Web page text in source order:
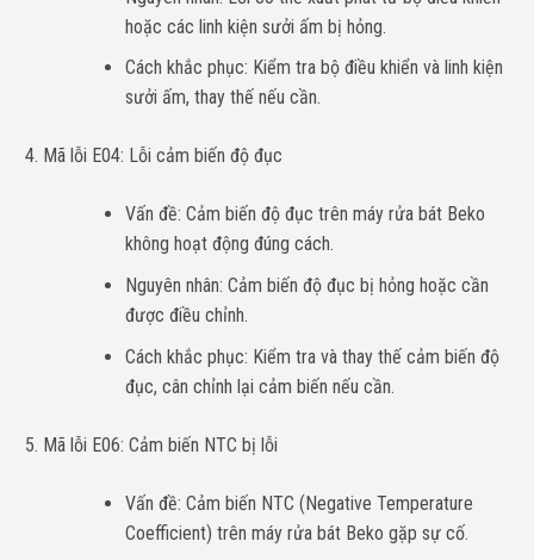
hoặc các linh kiện sưởi ấm bị hỏng.
Cách khắc phục: Kiểm tra bộ điều khiển và linh kiện
sưởi ấm, thay thế nếu cần.
Mã lỗi E04: Lỗi cảm biến độ đục
Vấn đề: Cảm biến độ đục trên máy rửa bát Beko
không hoạt động đúng cách.
Nguyên nhân: Cảm biến độ đục bị hỏng hoặc cần
được điều chỉnh.
Cách khắc phục: Kiểm tra và thay thế cảm biến độ
đục, cân chỉnh lại cảm biến nếu cần.
Mã lỗi E06: Cảm biến NTC bị lỗi
Vấn đề: Cảm biến NTC (Negative Temperature
Coefficient) trên máy rửa bát Beko gặp sự cố.